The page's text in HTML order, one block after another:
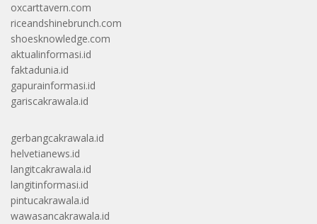
oxcarttavern.com
riceandshinebrunch.com
shoesknowledge.com
aktualinformasi.id
faktadunia.id
gapurainformasi.id
gariscakrawala.id
gerbangcakrawala.id
helvetianews.id
langitcakrawala.id
langitinformasi.id
pintucakrawala.id
wawasancakrawala.id